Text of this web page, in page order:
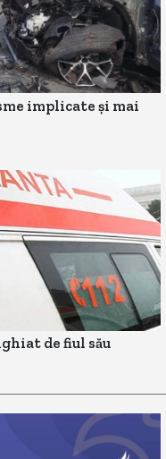
implicate și mai
de fiul său